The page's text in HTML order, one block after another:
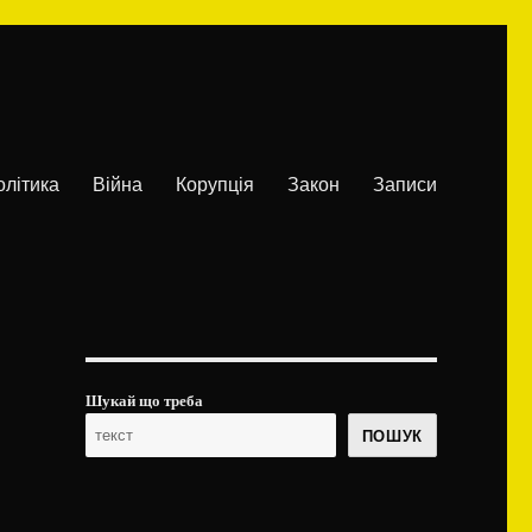
Війна Корупція Закон Записи
Шукай що треба
ПОШУК